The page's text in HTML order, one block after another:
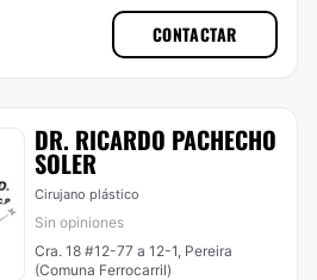
CONTACTAR
DR. RICARDO PACHECHO
SOLER
Cirujano plástico
Sin opiniones
Cra. 18 #12-77 a 12-1, Pereira
(Comuna Ferrocarril)